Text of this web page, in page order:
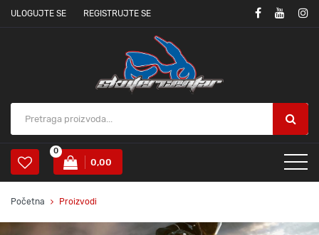
ULOGUJTE SE REGISTRUJTE SE
0
0,00
Početna Proizvodi